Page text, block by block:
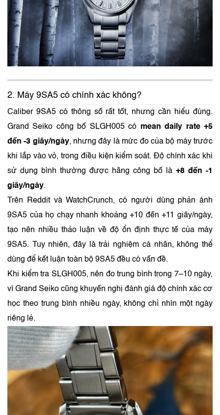
2. Máy 9SA5 có chính xác không?
Caliber 9SA5 có thông số rất tốt, nhưng cần hiểu đúng.
Grand Seiko công bố SLGH005 có mean daily rate +5
đến -3 giây/ngày, nhưng đây là mức đo của bộ máy trước
khi lắp vào vỏ, trong điều kiện kiểm soát. Độ chính xác khi
sử dụng bình thường được hãng công bố là +8 đến -1
giây/ngày.
Trên Reddit và WatchCrunch, có người dùng phản ánh
9SA5 của họ chạy nhanh khoảng +10 đến +11 giây/ngày,
tạo nên nhiều thảo luận về độ ổn định thực tế của máy
9SA5. Tuy nhiên, đây là trải nghiệm cá nhân, không thể
dùng để kết luận toàn bộ 9SA5 đều có vấn đề.
Khi kiểm tra SLGH005, nên đo trung bình trong 7–10 ngày,
vì Grand Seiko cũng khuyến nghị đánh giá độ chính xác cơ
học theo trung bình nhiều ngày, không chỉ nhìn một ngày
riêng lẻ.